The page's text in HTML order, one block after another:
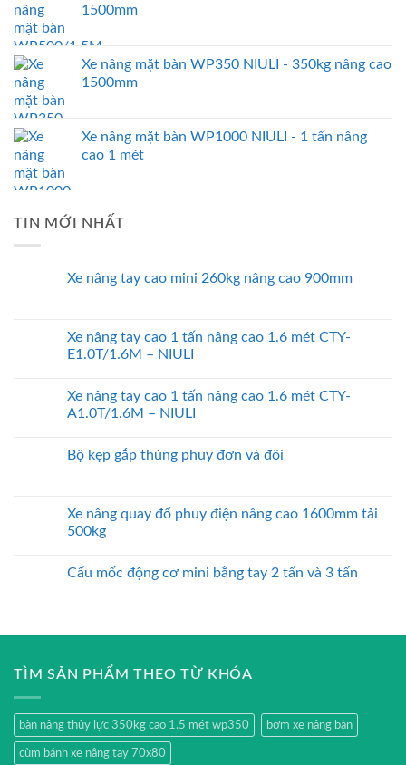
1500mm
Xe nâng mặt bàn WP350 NIULI - 350kg nâng cao
1500mm
Xe nâng mặt bàn WP1000 NIULI - 1 tấn nâng
cao 1 mét
TIN MỚI NHẤT
Xe nâng tay cao mini 260kg nâng cao 900mm
Xe nâng tay cao 1 tấn nâng cao 1.6 mét CTY-
E1.0T/1.6M – NIULI
Xe nâng tay cao 1 tấn nâng cao 1.6 mét CTY-
A1.0T/1.6M – NIULI
Bộ kẹp gắp thùng phuy đơn và đôi
Xe nâng quay đổ phuy điện nâng cao 1600mm tải
500kg
Cẩu mốc động cơ mini bằng tay 2 tấn và 3 tấn
TÌM SẢN PHẨM THEO TỪ KHÓA
bàn nâng thủy lực 350kg cao 1.5 mét wp350 bơm xe nâng bàn
cùm bánh xe nâng tay 70x80